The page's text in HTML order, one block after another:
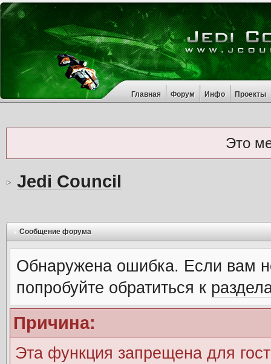
Главная Форум Инфо Проекты
Это
Jedi Council
Сообщение форума
Обнаружена ошибка. Если вам
попробуйте обратиться к
Причина:
Эта функция запрещена для